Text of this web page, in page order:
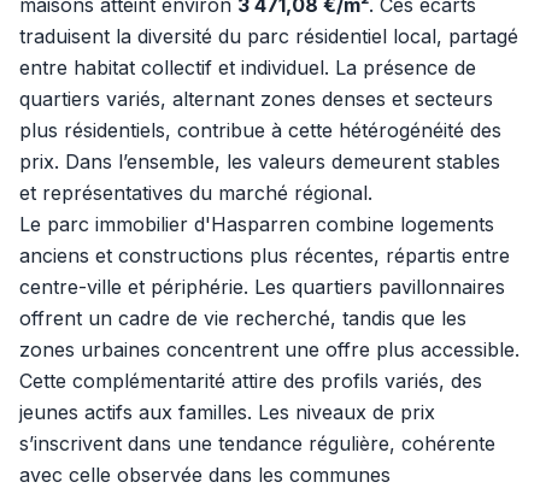
maisons atteint environ 3 471,08 €/m². Ces écarts
traduisent la diversité du parc résidentiel local, partagé
entre habitat collectif et individuel. La présence de
quartiers variés, alternant zones denses et secteurs
plus résidentiels, contribue à cette hétérogénéité des
prix. Dans l’ensemble, les valeurs demeurent stables
et représentatives du marché régional.
Le parc immobilier d'Hasparren combine logements
anciens et constructions plus récentes, répartis entre
centre-ville et périphérie. Les quartiers pavillonnaires
offrent un cadre de vie recherché, tandis que les
zones urbaines concentrent une offre plus accessible.
Cette complémentarité attire des profils variés, des
jeunes actifs aux familles. Les niveaux de prix
s’inscrivent dans une tendance régulière, cohérente
avec celle observée dans les communes